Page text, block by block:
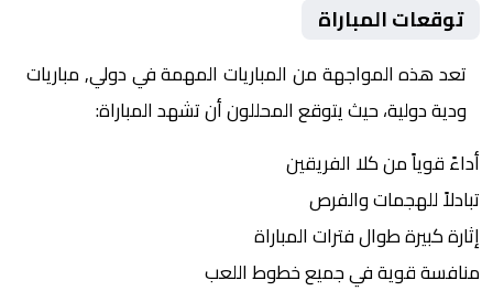
توقعات المباراة
تعد هذه المواجهة من المباريات المهمة في دولي, مباريات
ودية دولية، حيث يتوقع المحللون أن تشهد المباراة:
أداءً قوياً من كلا الفريقين
تبادلاً للهجمات والفرص
إثارة كبيرة طوال فترات المباراة
منافسة قوية في جميع خطوط اللعب